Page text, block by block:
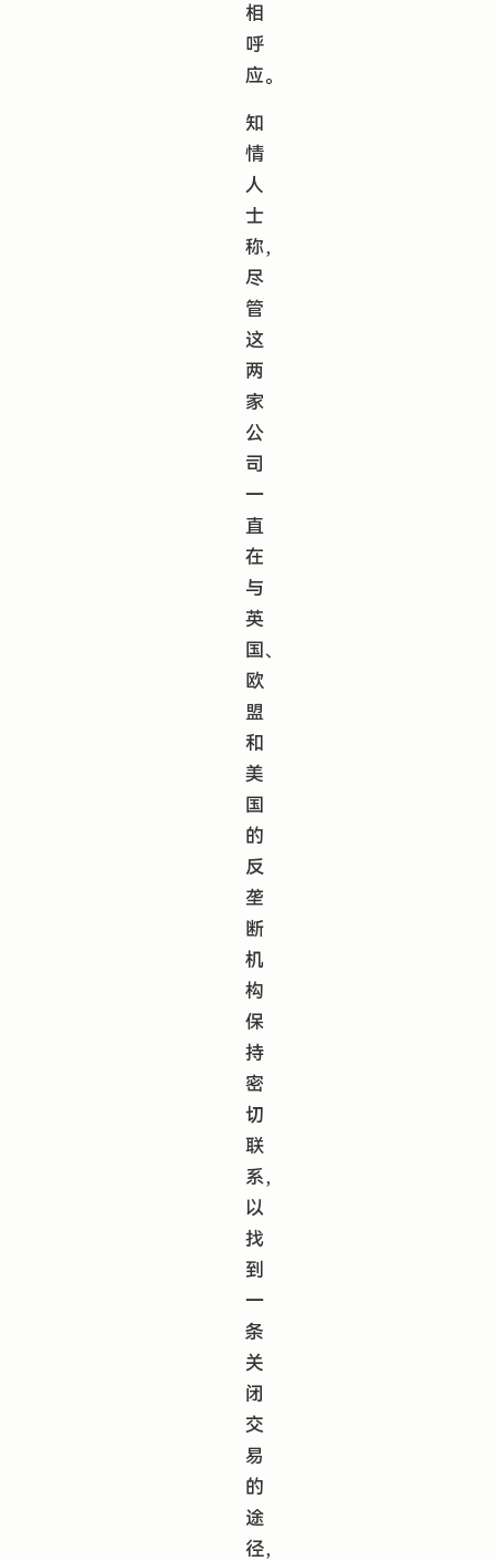
相
呼
应。
知
情
人
士
称，
尽
管
这
两
家
公
司
一
直
在
与
英
国、
欧
盟
和
美
国
的
反
垄
断
机
构
保
持
密
切
联
系，
以
找
到
一
条
关
闭
交
易
的
途
径，